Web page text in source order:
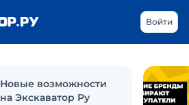
Войти
Новые возможности
на Экскаватор Ру